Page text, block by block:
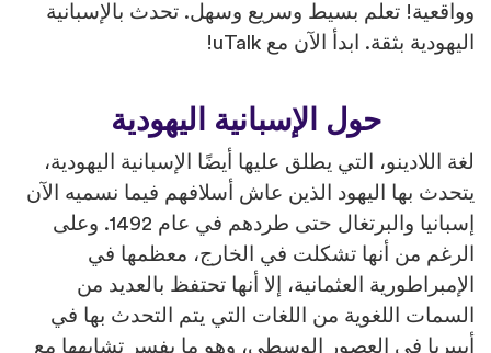
وواقعية! تعلم بسيط وسريع وسهل. تحدث بالإسبانية
اليهودية بثقة. ابدأ الآن مع uTalk!
حول الإسبانية اليهودية
لغة اللادينو، التي يطلق عليها أيضًا الإسبانية اليهودية،
يتحدث بها اليهود الذين عاش أسلافهم فيما نسميه الآن
إسبانيا والبرتغال حتى طردهم في عام 1492. وعلى
الرغم من أنها تشكلت في الخارج، معظمها في
الإمبراطورية العثمانية، إلا أنها تحتفظ بالعديد من
السمات اللغوية من اللغات التي يتم التحدث بها في
أيبيريا في العصور الوسطى، وهو ما يفسر تشابهها مع